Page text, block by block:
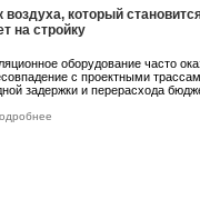
воздуха, который
на стройку
оборудование часто
с проектными
задержки и перерасхода